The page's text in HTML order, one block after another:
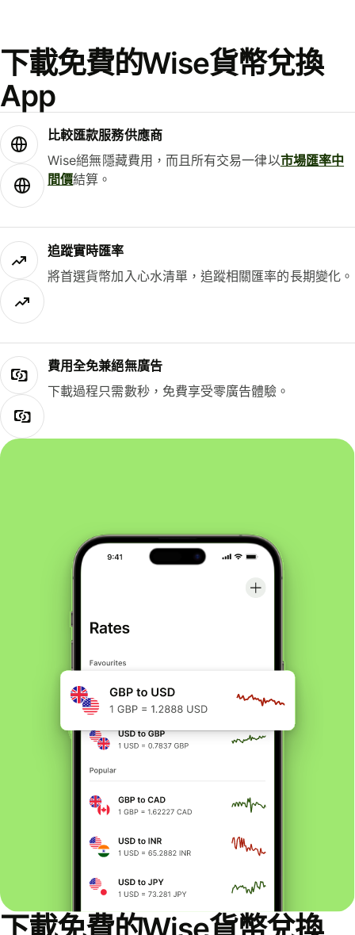
下載免費的Wise貨幣兌換
App
比較匯款服務供應商
Wise絕無隱藏費用，而且所有交易一律以市場匯率中
間價結算。
追蹤實時匯率
將首選貨幣加入心水清單，追蹤相關匯率的長期變化。
費用全免兼絕無廣告
下載過程只需數秒，免費享受零廣告體驗。